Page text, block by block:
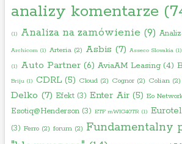
analizy komentarze
(1) Analiza na zamówienie (9)
Archicom(1) Arteria(2) Asbis (7) Asseco Slovakia(1)
(1) Auto Partner(6) AviaAM Leasing(4)
Briju(1) CDRL(5) Cloud(2) Cognor(2) Colian(2)
Delko (7) Efekt(3) Enter Air(5) Eo
Esotiq@Henderson(3) ETF mWIG40TR(1) Eurotel
(3) Ferro(2) forum(2) Fundamentalny